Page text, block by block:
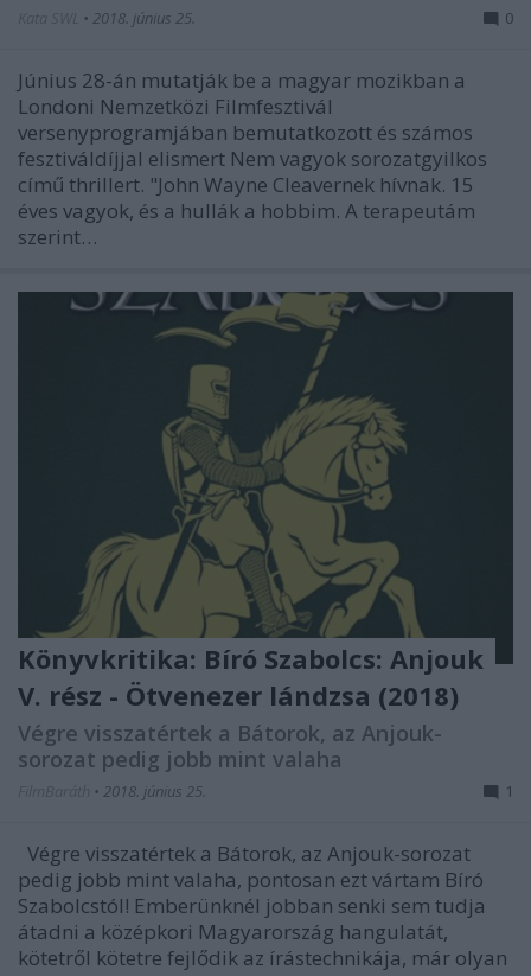
• 2018. június 25. 0
Június 28-án mutatják be a magyar mozikban a
Londoni Nemzetközi Filmfesztivál
versenyprogramjában bemutatkozott és számos
fesztiváldíjjal elismert Nem vagyok sorozatgyilkos
című thrillert. "John Wayne Cleavernek hívnak. 15
éves vagyok, és a hullák a hobbim. A terapeutám
szerint…
Könyvkritika: Bíró Szabolcs: Anjouk
V. rész - Ötvenezer lándzsa (2018)
Végre visszatértek a Bátorok, az Anjouk-
sorozat pedig jobb mint valaha
• 2018. június 25. 1
Végre visszatértek a Bátorok, az Anjouk-sorozat
pedig jobb mint valaha, pontosan ezt vártam Bíró
Szabolcstól! Emberünknél jobban senki sem tudja
átadni a középkori Magyarország hangulatát,
kötetről kötetre fejlődik az írástechnikája, már olyan